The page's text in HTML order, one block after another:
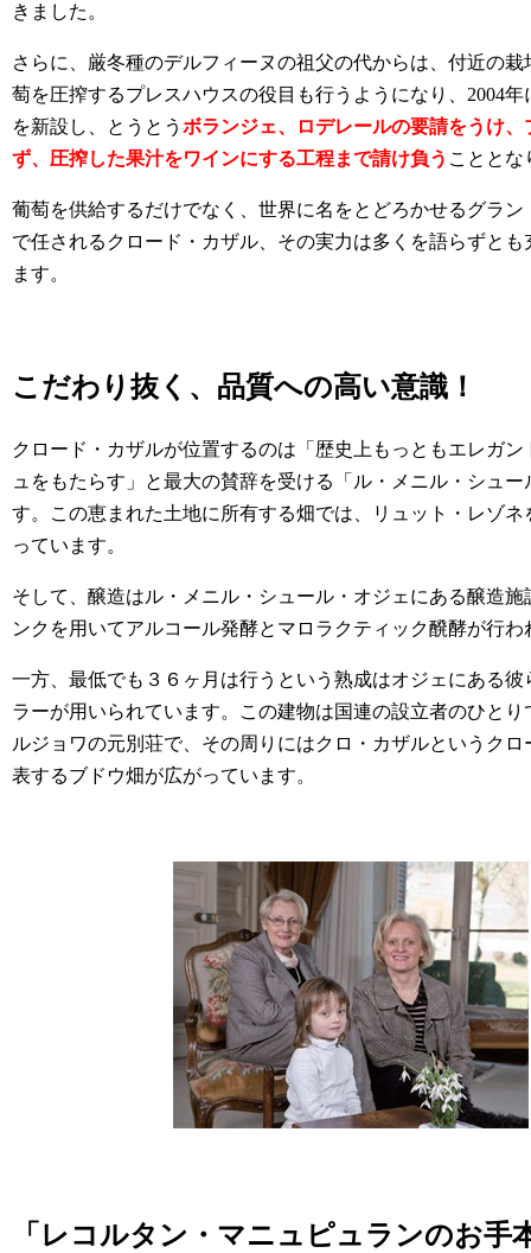
きました。
さらに、厳冬種のデルフィーヌの祖父の代からは、付近の
萄を圧搾するプレスハウスの役目も行うようになり、2004
を新設し、とうとう ボランジェ、ロデレールの要請をうけ、
ず、圧搾した果汁をワインにする工程まで請け負う こととな
葡萄を供給するだけでなく、世界に名をとどろかせるグラン
で任されるクロード・カザル、その実力は多くを語らずとも
ます。
こだわり抜く、品質への高い意識！
クロード・カザルが位置するのは「歴史上もっともエレガ
ュをもたらす」と最大の賛辞を受ける「ル・メニル・シュ
す。この恵まれた土地に所有する畑では、リュット・レゾネ
っています。
そして、醸造はル・メニル・シュール・オジェにある醸造施
ンクを用いてアルコール発酵とマロラクティック醗酵が行わ
一方、最低でも３６ヶ月は行うという熟成はオジェにある彼
ラーが用いられています。この建物は国連の設立者のひとり
ルジョワの元別荘で、その周りにはクロ・カザルというク
表するブドウ畑が広がっています。
「レコルタン・マニュピュランのお手